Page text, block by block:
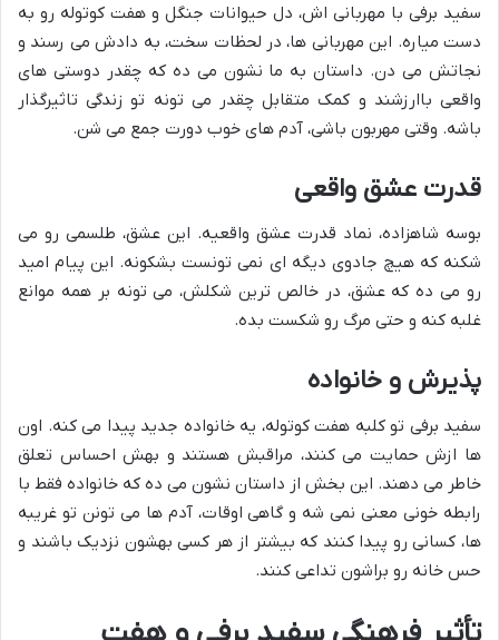
سفید برفی با مهربانی اش، دل حیوانات جنگل و هفت کوتوله رو به
دست میاره. این مهربانی ها، در لحظات سخت، به دادش می رسند و
نجاتش می دن. داستان به ما نشون می ده که چقدر دوستی های
واقعی باارزشند و کمک متقابل چقدر می تونه تو زندگی تاثیرگذار
باشه. وقتی مهربون باشی، آدم های خوب دورت جمع می شن.
قدرت عشق واقعی
بوسه شاهزاده، نماد قدرت عشق واقعیه. این عشق، طلسمی رو می
شکنه که هیچ جادوی دیگه ای نمی تونست بشکونه. این پیام امید
رو می ده که عشق، در خالص ترین شکلش، می تونه بر همه موانع
غلبه کنه و حتی مرگ رو شکست بده.
پذیرش و خانواده
سفید برفی تو کلبه هفت کوتوله، یه خانواده جدید پیدا می کنه. اون
ها ازش حمایت می کنند، مراقبش هستند و بهش احساس تعلق
خاطر می دهند. این بخش از داستان نشون می ده که خانواده فقط با
رابطه خونی معنی نمی شه و گاهی اوقات، آدم ها می تونن تو غریبه
ها، کسانی رو پیدا کنند که بیشتر از هر کسی بهشون نزدیک باشند و
حس خانه رو براشون تداعی کنند.